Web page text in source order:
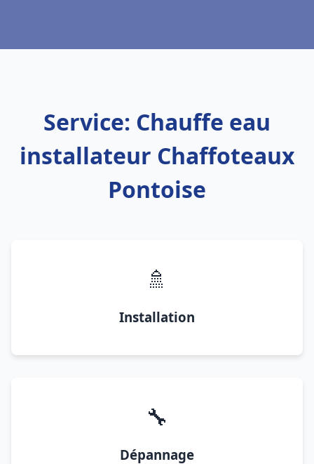
Service: Chauffe eau
installateur Chaffoteaux
Pontoise
🚿
Installation
🔧
Dépannage